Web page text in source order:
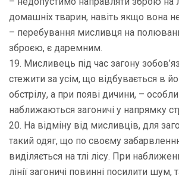
домашніх тварин, навіть якщо вона
– перебування мисливця на
зброєю, є даремним.
19. Мисливець під час загону
стежити за усім, що відбувається в
обстрілу, а при появі дичини, –
наближаються загоничі у напрямку
20. На відміну від мисливців, для
такий одяг, що по своєму
виділяється на тлі лісу. При
лінії загоничі повинні посилити